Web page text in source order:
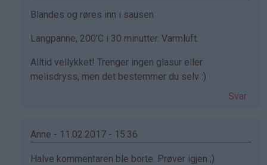
Som
på
av
Svanhild
Blandes og røres inn i sausen
Langpanne, 200'C i 30 minutter. Varmluft.
Alltid vellykket! Trenger ingen glasur eller
melisdryss, men det bestemmer du selv :)
Svar
Anne - 11.02.2017 - 15:36
Som
Halve kommentaren ble borte. Prøver igjen ;)